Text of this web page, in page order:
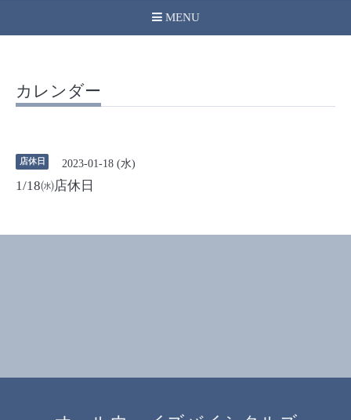
MENU
カレンダー
店休日 2023-01-18 (水)
1/18㈬店休日